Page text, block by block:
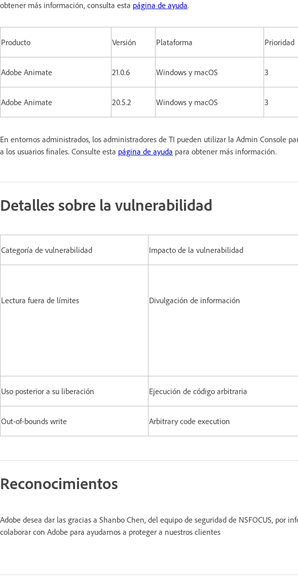
obtener más información, consulta esta página de ayuda.
Producto Versión Plataforma Prioridad
Adobe Animate 21.0.6 Windows y macOS 3
Adobe Animate 20.5.2 Windows y macOS 3
En entornos administrados, los administradores de TI pueden utilizar la Admin Console
a los usuarios finales. Consulte esta página de ayuda para obtener más información.
Detalles sobre la vulnerabilidad
Categoría de vulnerabilidad Impacto de la vulnerabilidad
Lectura fuera de límites Divulgación de información
Uso posterior a su liberación Ejecución de código arbitraria
Out-of-bounds write Arbitrary code execution
Reconocimientos
Adobe desea dar las gracias a Shanbo Chen, del equipo de seguridad de NSFOCUS, por
colaborar con Adobe para ayudarnos a proteger a nuestros clientes